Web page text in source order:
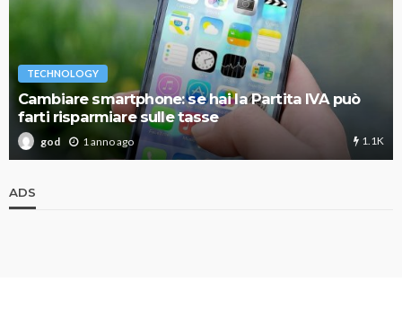
TECHNOLOGY
Cambiare smartphone: se hai la Partita IVA può
farti risparmiare sulle tasse
god 1 anno ago 1.1K
ADS